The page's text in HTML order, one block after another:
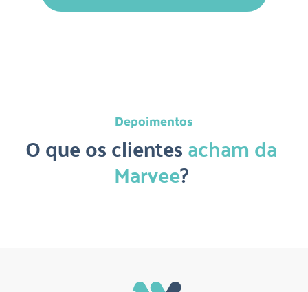
Depoimentos
O que os clientesacham da
Marvee?